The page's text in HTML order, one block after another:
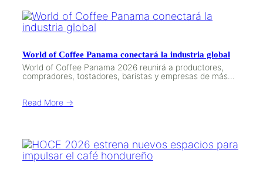
World of Coffee Panama conectará la industria global
World of Coffee Panama 2026 reunirá a productores,
compradores, tostadores, baristas y empresas de más…
Read More →